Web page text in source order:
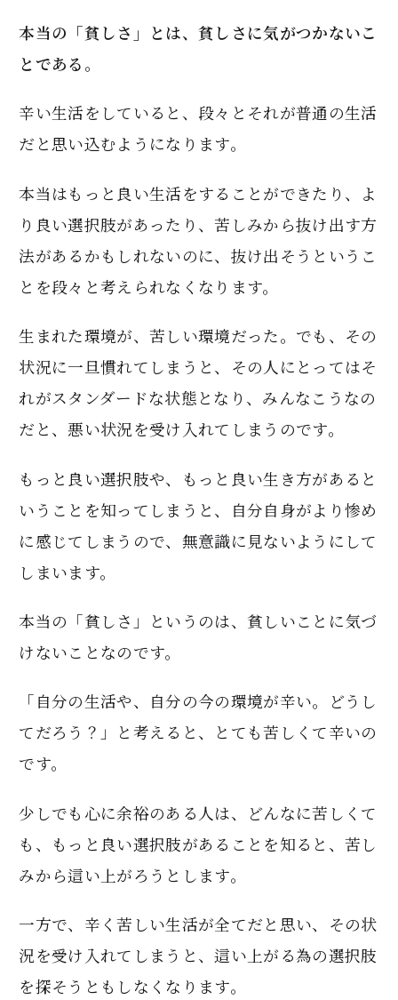
本当の「貧しさ」とは、貧しさに気がつかないこ
とである。
辛い生活をしていると、段々とそれが普通の生活
だと思い込むようになります。
本当はもっと良い生活をすることができたり、よ
り良い選択肢があったり、苦しみから抜け出す方
法があるかもしれないのに、抜け出そうというこ
とを段々と考えられなくなります。
生まれた環境が、苦しい環境だった。でも、その
状況に一旦慣れてしまうと、その人にとってはそ
れがスタンダードな状態となり、みんなこうなの
だと、悪い状況を受け入れてしまうのです。
もっと良い選択肢や、もっと良い生き方があると
いうことを知ってしまうと、自分自身がより惨め
に感じてしまうので、無意識に見ないようにして
しまいます。
本当の「貧しさ」というのは、貧しいことに気づ
けないことなのです。
「自分の生活や、自分の今の環境が辛い。どうし
てだろう？」と考えると、とても苦しくて辛いの
です。
少しでも心に余裕のある人は、どんなに苦しくて
も、もっと良い選択肢があることを知ると、苦し
みから這い上がろうとします。
一方で、辛く苦しい生活が全てだと思い、その状
況を受け入れてしまうと、這い上がる為の選択肢
を探そうともしなくなります。